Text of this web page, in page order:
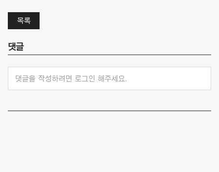
목록
댓글
댓글을 작성하려면 로그인 해주세요.